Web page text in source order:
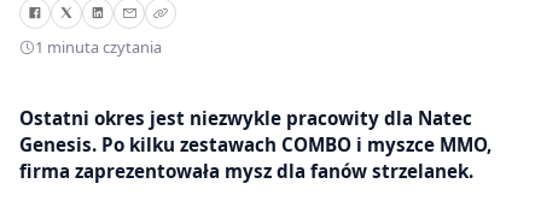
1 minuta czytania
Ostatni okres jest niezwykle pracowity dla Natec
Genesis. Po kilku zestawach COMBO i myszce MMO,
firma zaprezentowała mysz dla fanów strzelanek.